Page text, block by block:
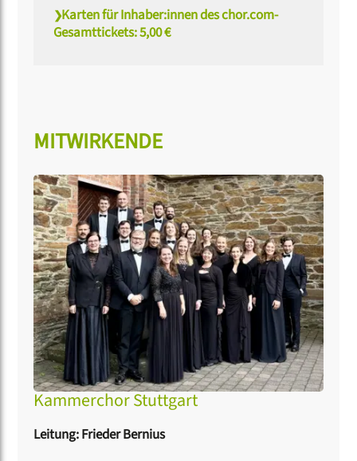
Karten für Inhaber:innen des chor.com-
Gesamttickets: 5,00 €
MITWIRKENDE
Kammerchor Stuttgart
Leitung: Frieder Bernius